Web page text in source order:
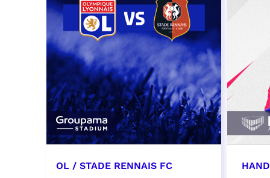
OL / STADE RENNAIS FC